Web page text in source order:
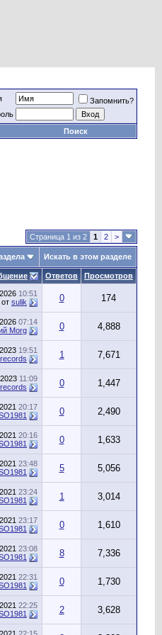
Запомнить?
Поиск
Страница 1 из 2 1 2 >
Искать в этом разделе
Ответов Просмотров
10:51
от sulik 0 174
07:14
Morg 0 4,888
19:51
1 7,671
11:09
0 1,447
20:17
0 2,490
20:16
0 1,633
23:48
5 5,056
23:24
1 3,014
23:17
0 1,610
23:08
8 7,336
22:31
0 1,730
22:25
2 3,628